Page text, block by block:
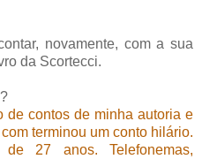
novamente, com a sua
da Scortecci.
de contos de minha autoria e
terminou um conto hilário.
27 anos. Telefonemas,